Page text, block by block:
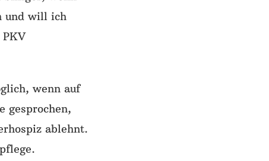
und will ich
wenn auf
gesprochen,
ablehnt.